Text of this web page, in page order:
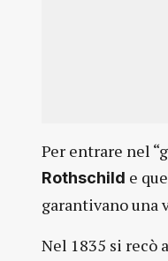
Per entrare nel
Rothschild e
garantivano una
Nel 1835 si recò